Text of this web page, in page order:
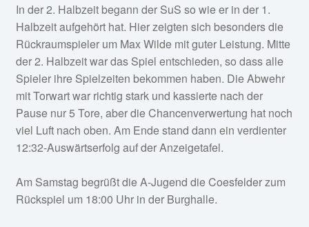
In der 2. Halbzeit begann der SuS so wie er in der 1.
Halbzeit aufgehört hat. Hier zeigten sich besonders die
Rückraumspieler um Max Wilde mit guter Leistung. Mitte
der 2. Halbzeit war das Spiel entschieden, so dass alle
Spieler ihre Spielzeiten bekommen haben. Die Abwehr
mit Torwart war richtig stark und kassierte nach der
Pause nur 5 Tore, aber die Chancenverwertung hat noch
viel Luft nach oben. Am Ende stand dann ein verdienter
12:32-Auswärtserfolg auf der Anzeigetafel.
Am Samstag begrüßt die A-Jugend die Coesfelder zum
Rückspiel um 18:00 Uhr in der Burghalle.